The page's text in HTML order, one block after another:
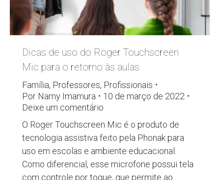
Dicas de uso do Roger Touchscreen
Mic para o retorno às aulas
Família, Professores, Profissionais
Por Namy Imamura
10 de março de 2022
Deixe um comentário
O Roger Touchscreen Mic é o produto de
tecnologia assistiva feito pela Phonak para
uso em escolas e ambiente educacional.
Como diferencial, esse microfone possui tela
com controle por toque, que permite ao